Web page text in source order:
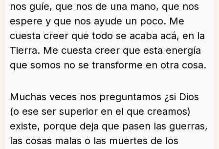
nos guíe, que nos de una mano, que nos
espere y que nos ayude un poco. Me
cuesta creer que todo se acaba acá, en la
Tierra. Me cuesta creer que esta energía
que somos no se transforme en otra cosa.
Muchas veces nos preguntamos ¿si Dios
(o ese ser superior en el que creamos)
existe, porque deja que pasen las guerras,
las cosas malas o las muertes de los